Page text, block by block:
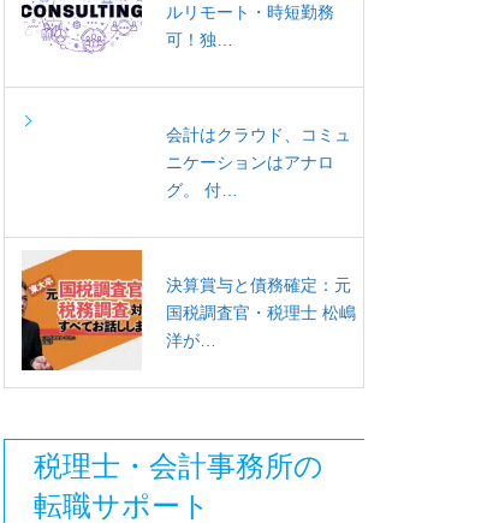
ルリモート・時短勤務
可！独…
会計はクラウド、コミュ
ニケーションはアナロ
グ。 付…
決算賞与と債務確定：元
国税調査官・税理士 松嶋
洋が…
税理士・会計事務所の
転職サポート